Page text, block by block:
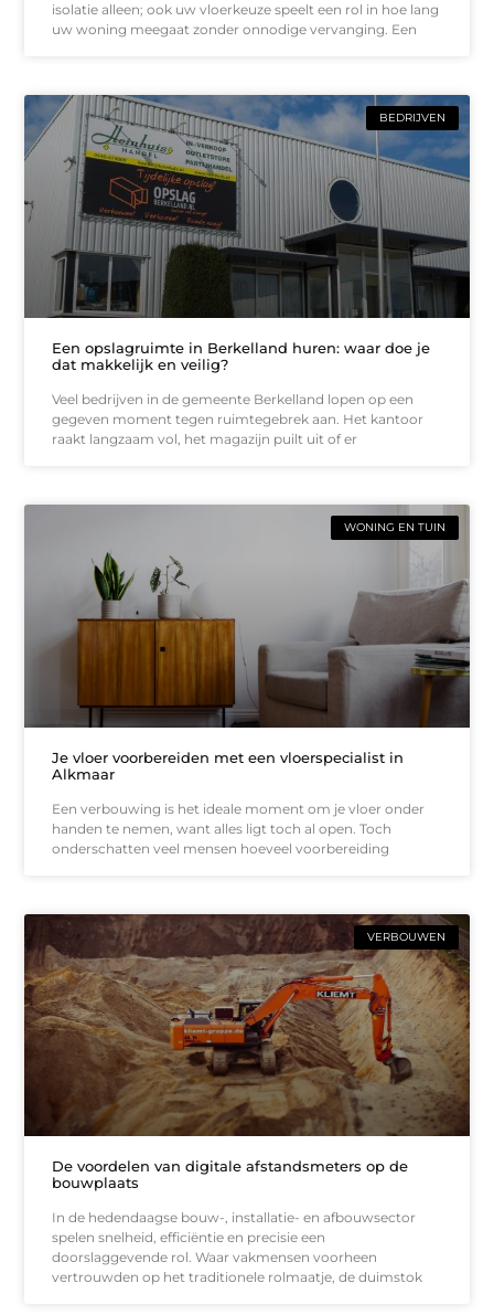
isolatie alleen; ook uw vloerkeuze speelt een rol in hoe lang
uw woning meegaat zonder onnodige vervanging. Een
BEDRIJVEN
Een opslagruimte in Berkelland huren: waar doe je
dat makkelijk en veilig?
Veel bedrijven in de gemeente Berkelland lopen op een
gegeven moment tegen ruimtegebrek aan. Het kantoor
raakt langzaam vol, het magazijn puilt uit of er
WONING EN TUIN
Je vloer voorbereiden met een vloerspecialist in
Alkmaar
Een verbouwing is het ideale moment om je vloer onder
handen te nemen, want alles ligt toch al open. Toch
onderschatten veel mensen hoeveel voorbereiding
VERBOUWEN
De voordelen van digitale afstandsmeters op de
bouwplaats
In de hedendaagse bouw-, installatie- en afbouwsector
spelen snelheid, efficiëntie en precisie een
doorslaggevende rol. Waar vakmensen voorheen
vertrouwden op het traditionele rolmaatje, de duimstok